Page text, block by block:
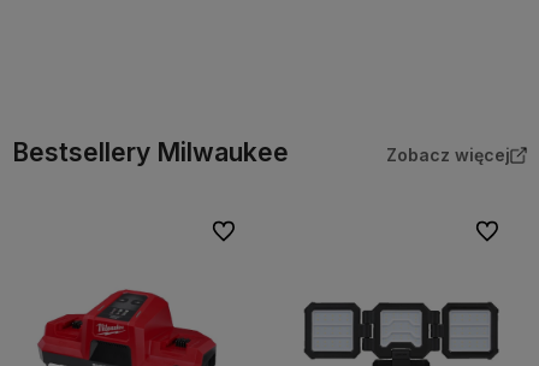
Bestsellery Milwaukee Zobacz więcej
Do ulubionych Do